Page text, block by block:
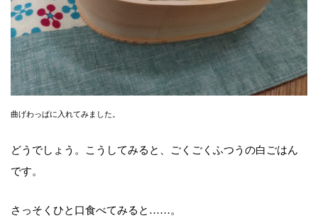
曲げわっぱに入れてみました。
どうでしょう。こうしてみると、ごくごくふつうの白ごはん
です。
さっそくひと口食べてみると……。